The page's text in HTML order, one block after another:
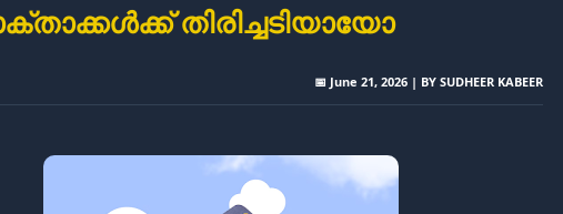
തിരിച്ചടിയായോ
📅 June 21, 2026 | BY SUDHEER KABEER